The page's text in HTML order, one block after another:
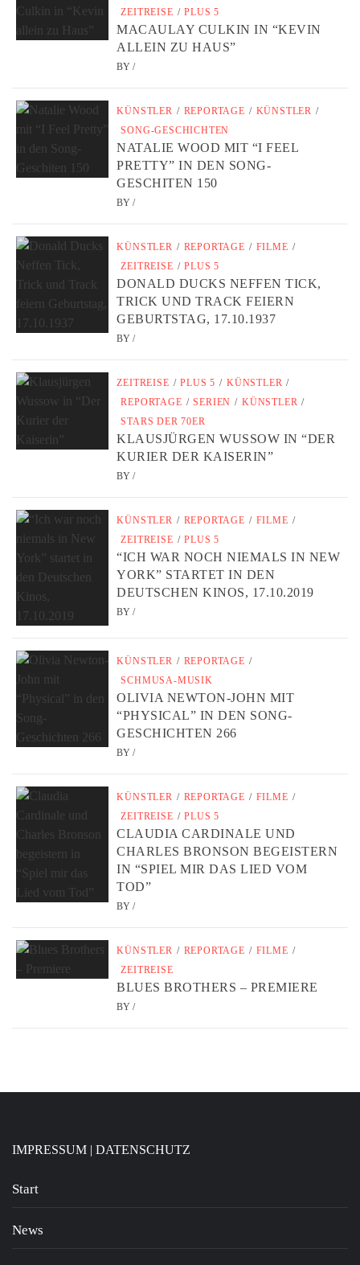
ZEITREISE / PLUS 5
MACAULAY CULKIN IN “KEVIN
ALLEIN ZU HAUS”
BY /
KÜNSTLER / REPORTAGE / KÜNSTLER /
SONG-GESCHICHTEN
NATALIE WOOD MIT “I FEEL
PRETTY” IN DEN SONG-
GESCHITEN 150
BY /
KÜNSTLER / REPORTAGE / FILME /
ZEITREISE / PLUS 5
DONALD DUCKS NEFFEN TICK,
TRICK UND TRACK FEIERN
GEBURTSTAG, 17.10.1937
BY /
ZEITREISE / PLUS 5 / KÜNSTLER /
REPORTAGE / SERIEN / KÜNSTLER /
STARS DER 70ER
KLAUSJÜRGEN WUSSOW IN “DER
KURIER DER KAISERIN”
BY /
KÜNSTLER / REPORTAGE / FILME /
ZEITREISE / PLUS 5
“ICH WAR NOCH NIEMALS IN NEW
YORK” STARTET IN DEN
DEUTSCHEN KINOS, 17.10.2019
BY /
KÜNSTLER / REPORTAGE /
SCHMUSA-MUSIK
OLIVIA NEWTON-JOHN MIT
“PHYSICAL” IN DEN SONG-
GESCHICHTEN 266
BY /
KÜNSTLER / REPORTAGE / FILME /
ZEITREISE / PLUS 5
CLAUDIA CARDINALE UND
CHARLES BRONSON BEGEISTERN
IN “SPIEL MIR DAS LIED VOM
TOD”
BY /
KÜNSTLER / REPORTAGE / FILME /
ZEITREISE
BLUES BROTHERS – PREMIERE
BY /
IMPRESSUM | DATENSCHUTZ
Start
News